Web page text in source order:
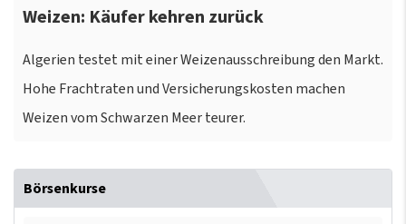
Weizen: Käufer kehren zurück
Algerien testet mit einer Weizenausschreibung den Markt.
Hohe Frachtraten und Versicherungskosten machen
Weizen vom Schwarzen Meer teurer.
Börsenkurse